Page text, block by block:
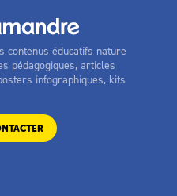
contenus éducatifs nature
pédagogiques, articles
infographiques, kits